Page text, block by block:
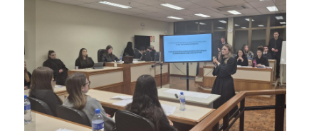
Alunos tiveram desempenho
exemplar no Júri Simulado